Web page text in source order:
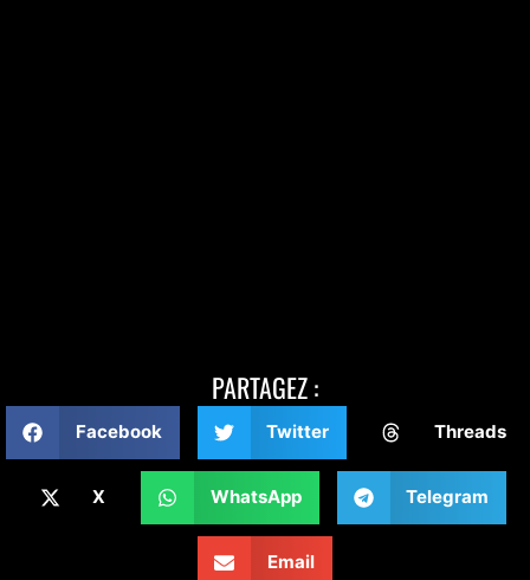
PARTAGEZ :
Facebook Twitter Threads
X WhatsApp Telegram
Email